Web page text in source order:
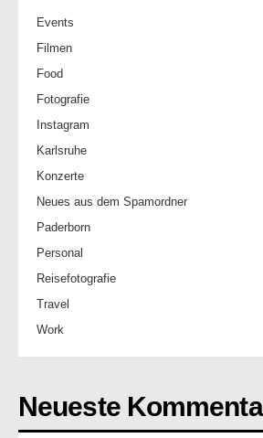
Events
Filmen
Food
Fotografie
Instagram
Karlsruhe
Konzerte
Neues aus dem Spamordner
Paderborn
Personal
Reisefotografie
Travel
Work
Neueste